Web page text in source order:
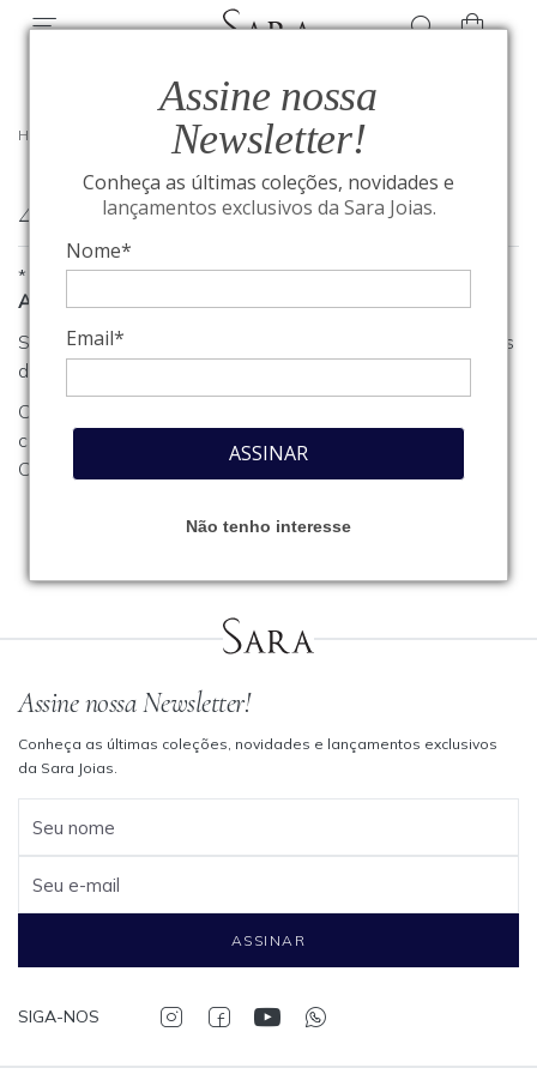
Assine nossa
Newsletter!
Conheça as últimas coleções, novidades e
lançamentos exclusivos da Sara Joias.
Nome*
Email*
ASSINAR
Não tenho interesse
HOME
404
*
A página que você procura não foi encontrada
Se você estava procurando algum produto, clique em um dos
departamentos ou seções no menu acima.
Caso necessite de outro tipo de informação, entre em
contato com o nosso atendimento através do nosso
Conosco
Assine nossa Newsletter!
Conheça as últimas coleções, novidades e lançamentos exclusivos
da Sara Joias.
Seu nome
Seu e-mail
ASSINAR
SIGA-NOS